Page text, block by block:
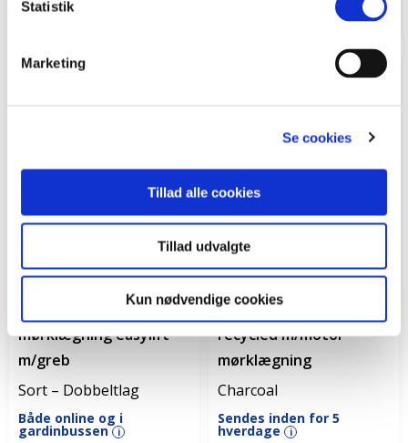
Statistik
Marketing
Se cookies
Tillad alle cookies
Tillad udvalgte
Kun nødvendige cookies
fra 1322 kr.
mørklægning easylift
m/greb
Sort – Dobbeltlag
Både online og i
gardinbussen i
Kun online
Xpress rullegardin
recycled m/motor
mørklægning
Charcoal
Sendes inden for 5
hverdage i